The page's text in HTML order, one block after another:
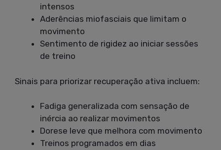
intensos
Aderências miofasciais que limitam o
movimento
Sentimento de rigidez ao iniciar sessões
de treino
Sinais para priorizar recuperação ativa incluem:
Fadiga generalizada com sensação de
inércia ao realizar movimentos
Dorese leve que melhora com movimento
Treinos programados em dias